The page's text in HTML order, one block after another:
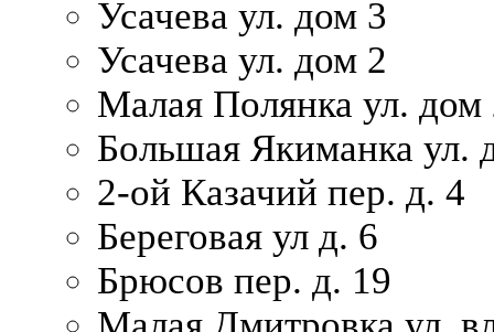
Усачева ул. дом 3
Усачева ул. дом 2
Малая Полянка ул. дом
Большая Якиманка ул.
2-ой Казачий пер. д. 4
Береговая ул д. 6
Брюсов пер. д. 19